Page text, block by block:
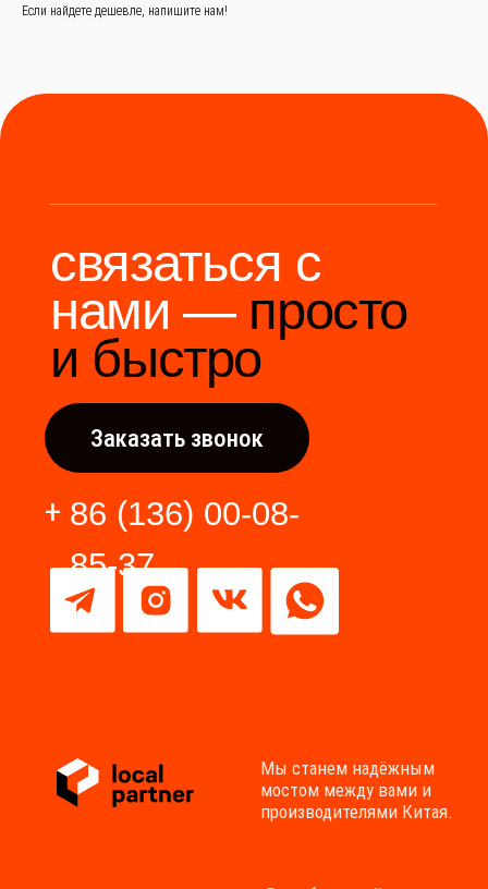
Если найдете дешевле, напишите нам!